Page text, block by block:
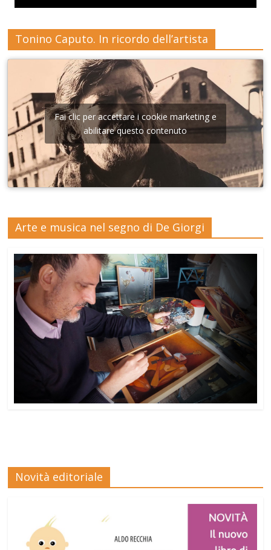
Tonino Caputo. In ricordo dell’artista
Fai clic per accettare i cookie marketing e
abilitare questo contenuto
Arte e musica nel segno di De Giorgi
Novità editoriale